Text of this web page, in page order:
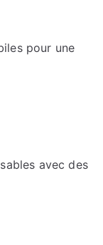
pour une
avec des